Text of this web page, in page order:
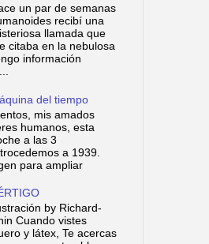
un par de semanas
recibí una
llamada que
citaba en la nebulosa
información
del tiempo
mis amados
humanos, esta
a las 3
a 1939.
para ampliar
by Richard-
Cuando vistes
y látex, Te acercas